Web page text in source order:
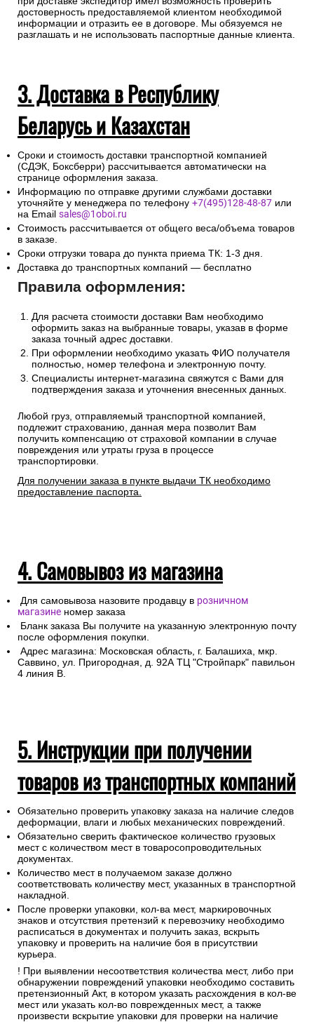
достоверность предоставляемой клиентом необходимой
информации и отразить ее в договоре. Мы обязуемся не
разглашать и не использовать паспортные данные клиента.
3. Доставка в Республику
Беларусь и Казахстан
Сроки и стоимость доставки транспортной компанией
(СДЭК, Боксберри) рассчитывается автоматически на
странице оформления заказа.
Информацию по отправке другими службами доставки
уточняйте у менеджера по телефону +7(495)128-48-87 или
на Email sales@1oboi.ru
Стоимость рассчитывается от общего веса/объема товаров
в заказе.
Сроки отгрузки товара до пункта приема ТК: 1-3 дня.
Доставка до транспортных компаний — бесплатно
Правила оформления:
Для расчета стоимости доставки Вам необходимо
оформить заказ на выбранные товары, указав в форме
заказа точный адрес доставки.
При оформлении необходимо указать ФИО получателя
полностью, номер телефона и электронную почту.
Специалисты интернет-магазина свяжутся с Вами для
подтверждения заказа и уточнения внесенных данных.
Любой груз, отправляемый транспортной компанией,
подлежит страхованию, данная мера позволит Вам
получить компенсацию от страховой компании в случае
повреждения или утраты груза в процессе
транспортировки.
Для получении заказа в пункте выдачи ТК необходимо
предоставление паспорта.
4. Самовывоз из магазина
Для самовывоза назовите продавцу в розничном
магазине номер заказа
Бланк заказа Вы получите на указанную электронную почту
после оформления покупки.
Адрес магазина: Московская область, г. Балашиха, мкр.
Саввино, ул. Пригородная, д. 92А ТЦ "Стройпарк" павильон
4 линия В.
5. Инструкции при получении
товаров из транспортных компаний
Обязательно проверить упаковку заказа на наличие следов
деформации, влаги и любых механических повреждений.
Обязательно сверить фактическое количество грузовых
мест с количеством мест в товаросопроводительных
документах.
Количество мест в получаемом заказе должно
соответствовать количеству мест, указанных в транспортной
накладной.
После проверки упаковки, кол-ва мест, маркировочных
знаков и отсутствия претензий к перевозчику необходимо
расписаться в документах и получить заказ, вскрыть
упаковку и проверить на наличие боя в присутствии
курьера.
! При выявлении несоответствия количества мест, либо при
обнаружении повреждений упаковки необходимо составить
претензионный Акт, в котором указать расхождения в кол-ве
мест или указать кол-во поврежденных мест, а также
произвести вскрытие упаковки для проверки на наличие